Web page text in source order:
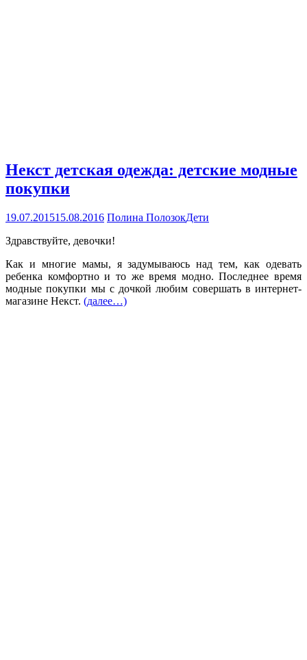
Некст детская одежда: детские модные
покупки
19.07.201515.08.2016 Полина ПолозокДети
Здравствуйте, девочки!
Как и многие мамы, я задумываюсь над тем, как одевать
ребенка комфортно и то же время модно. Последнее время
модные покупки мы с дочкой любим совершать в интернет-
магазине Некст. (далее…)